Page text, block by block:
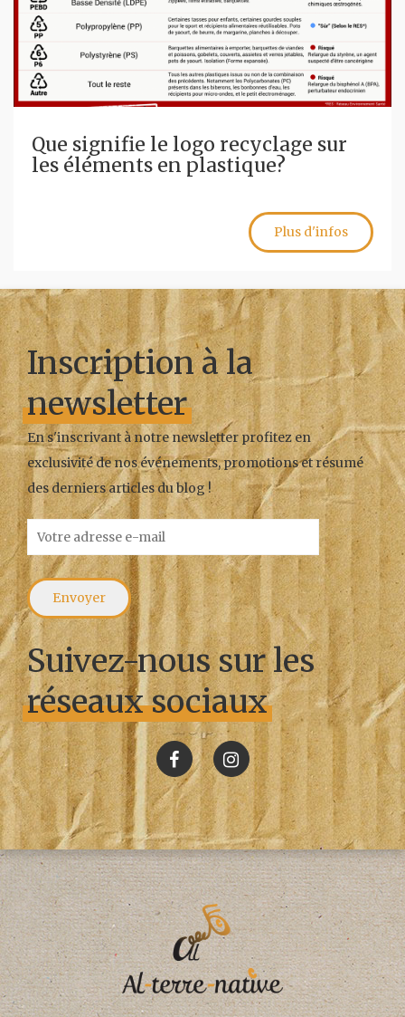
Que signifie le logo recyclage sur
les éléments en plastique?
Plus d'infos
Inscription à la
newsletter
En s'inscrivant à notre newsletter profitez en
exclusivité de nos événements, promotions et résumé
des derniers articles du blog !
Suivez-nous sur les
réseaux sociaux